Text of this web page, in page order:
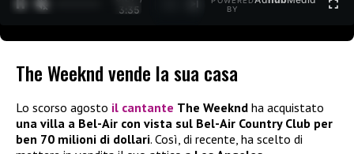
3:35
BY
The Weeknd vende la sua casa
Lo scorso agosto il cantante The Weeknd ha acquistato
una villa a Bel-Air con vista sul Bel-Air Country Club per
ben 70 milioni di dollari. Così, di recente, ha scelto di